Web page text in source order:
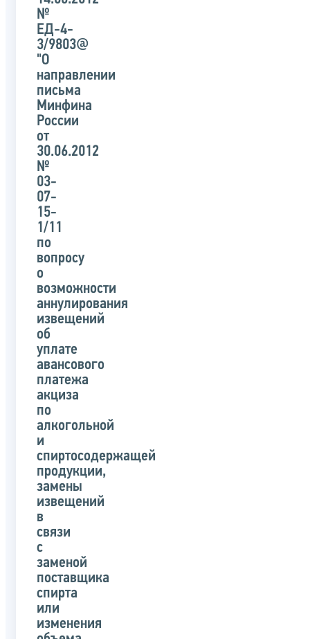
№
ЕД-4-
3/9803@
"О
направлении
письма
Минфина
России
от
30.06.2012
№
03-
07-
15-
1/11
по
вопросу
о
возможности
аннулирования
извещений
об
уплате
авансового
платежа
акциза
по
алкогольной
и
спиртосодержащей
продукции,
замены
извещений
в
связи
с
заменой
поставщика
спирта
или
изменения